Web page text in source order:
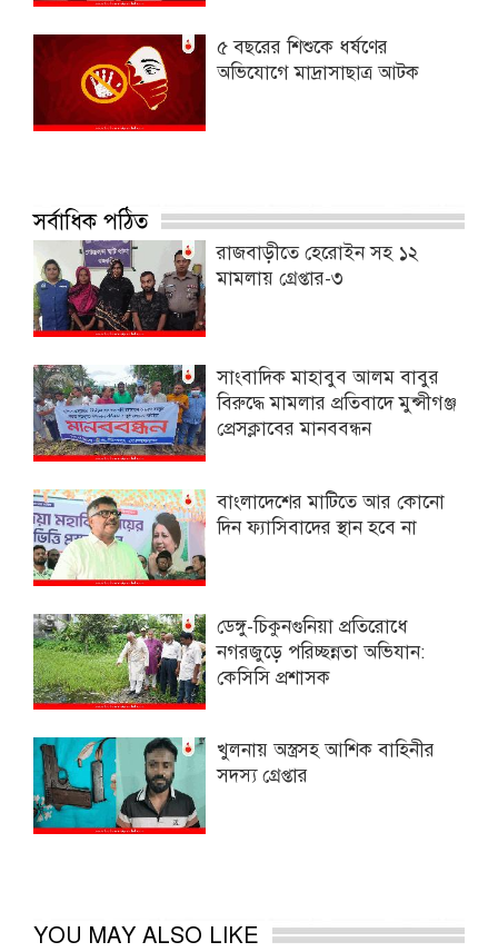
৫ বছরের শিশুকে ধর্ষণের
অভিযোগে মাদ্রাসাছাত্র আটক
সর্বাধিক পঠিত
রাজবাড়ীতে হেরোইন সহ ১২
মামলায় গ্রেপ্তার-৩
সাংবাদিক মাহাবুব আলম বাবুর
বিরুদ্ধে মামলার প্রতিবাদে মুন্সীগঞ্জ
প্রেসক্লাবের মানববন্ধন
বাংলাদেশের মাটিতে আর কোনো
দিন ফ্যাসিবাদের স্থান হবে না
ডেঙ্গু-চিকুনগুনিয়া প্রতিরোধে
নগরজুড়ে পরিচ্ছন্নতা অভিযান:
কেসিসি প্রশাসক
খুলনায় অস্ত্রসহ আশিক বাহিনীর
সদস্য গ্রেপ্তার
YOU MAY ALSO LIKE